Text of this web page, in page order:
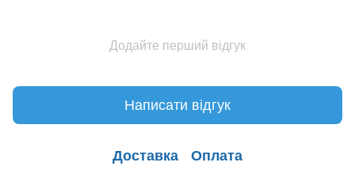
Додайте перший відгук
Написати відгук
Доставка Оплата